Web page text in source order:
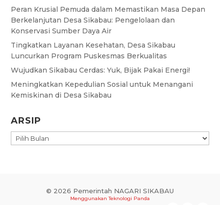
Peran Krusial Pemuda dalam Memastikan Masa Depan
Berkelanjutan Desa Sikabau: Pengelolaan dan
Konservasi Sumber Daya Air
Tingkatkan Layanan Kesehatan, Desa Sikabau
Luncurkan Program Puskesmas Berkualitas
Wujudkan Sikabau Cerdas: Yuk, Bijak Pakai Energi!
Meningkatkan Kepedulian Sosial untuk Menangani
Kemiskinan di Desa Sikabau
ARSIP
ARSIP
© 2026 Pemerintah NAGARI SIKABAU
MenggunakanTeknologi Panda